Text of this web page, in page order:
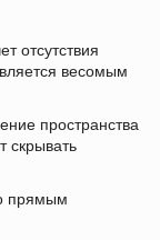
отсутствия
весомым
пространства
скрывать
прямым